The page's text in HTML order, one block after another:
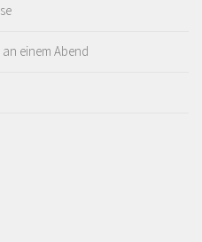
einem Abend